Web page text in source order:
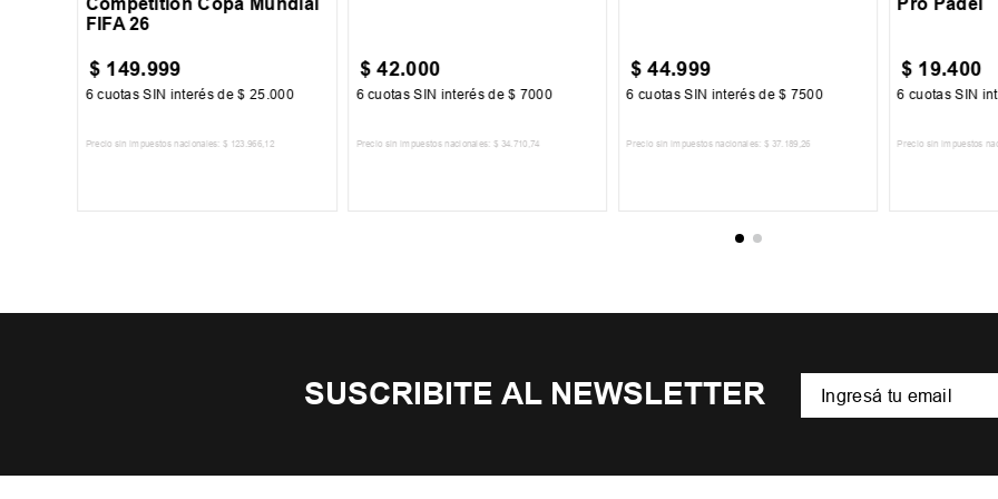
FIFA 26
$ 149.999
6 cuotas SIN interés de$ 25 .000
Precio sin impuestos nacionales: $ 123 .966,12
$ 42.000
6 cuotas SIN interés de$ 7000
Precio sin impuestos nacionales: $ 34.710 ,74
$ 44.999
6 cuotas SIN interés de$ 7500
Precio sin impuestos nacionales: $ 37. 189 ,26
$ 19.400
6 cuotas SIN
Precio sin impuestos
SUSCRIBITE AL NEWSLETTER